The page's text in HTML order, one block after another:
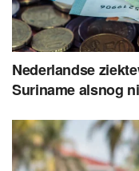
Nederlandse
Suriname alsnog